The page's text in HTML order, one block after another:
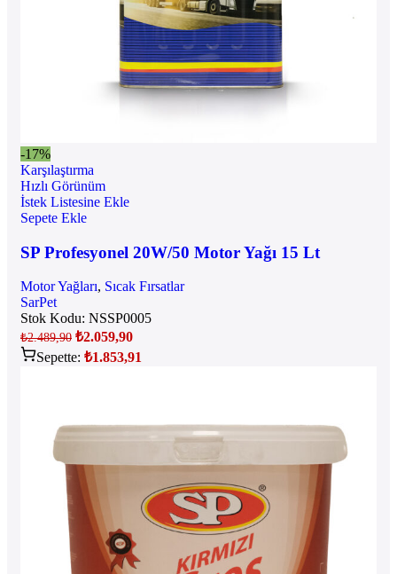
-17%
Karşılaştırma
Hızlı Görünüm
İstek Listesine Ekle
Sepete Ekle
SP Profesyonel 20W/50 Motor Yağı 15 Lt
Motor Yağları, Sıcak Fırsatlar
SarPet
Stok Kodu: NSSP0005
₺2.489,90 ₺2.059,90
Sepette: ₺1.853,91